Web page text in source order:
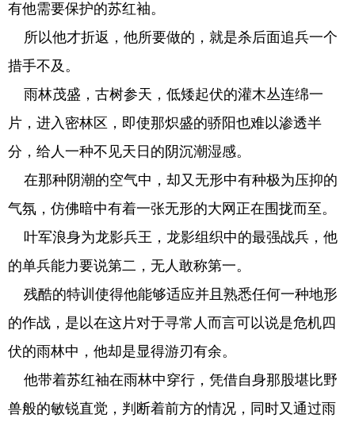
有他需要保护的苏红袖。
所以他才折返，他所要做的，就是杀后面追兵一个
措手不及。
雨林茂盛，古树参天，低矮起伏的灌木丛连绵一
片，进入密林区，即使那炽盛的骄阳也难以渗透半
分，给人一种不见天日的阴沉潮湿感。
在那种阴潮的空气中，却又无形中有种极为压抑的
气氛，仿佛暗中有着一张无形的大网正在围拢而至。
叶军浪身为龙影兵王，龙影组织中的最强战兵，他
的单兵能力要说第二，无人敢称第一。
残酷的特训使得他能够适应并且熟悉任何一种地形
的作战，是以在这片对于寻常人而言可以说是危机四
伏的雨林中，他却是显得游刃有余。
他带着苏红袖在雨林中穿行，凭借自身那股堪比野
兽般的敏锐直觉，判断着前方的情况，同时又通过雨